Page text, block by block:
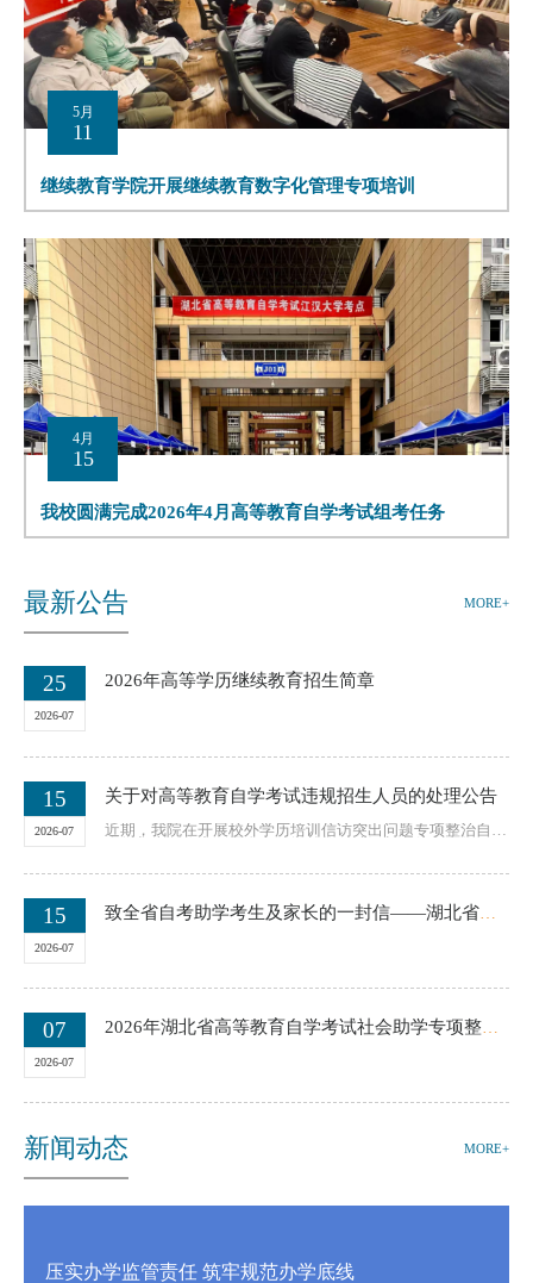
5月
11
继续教育学院开展继续教育数字化管理专项培训
4月
15
我校圆满完成2026年4月高等教育自学考试组考任务
最新公告 MORE+
25
2026-07
2026年高等学历继续教育招生简章
15
2026-07
关于对高等教育自学考试违规招生人员的处理公告
近期，我院在开展校外学历培训信访突出问题专项整治自查
自纠督查工作中，经自考助学单位（武汉邮电信息专修...
15
2026-07
致全省自考助学考生及家长的一封信——湖北省教育考试院
07
2026-07
2026年湖北省高等教育自学考试社会助学专项整治专栏
新闻动态 MORE+
压实办学监管责任 筑牢规范办学底线